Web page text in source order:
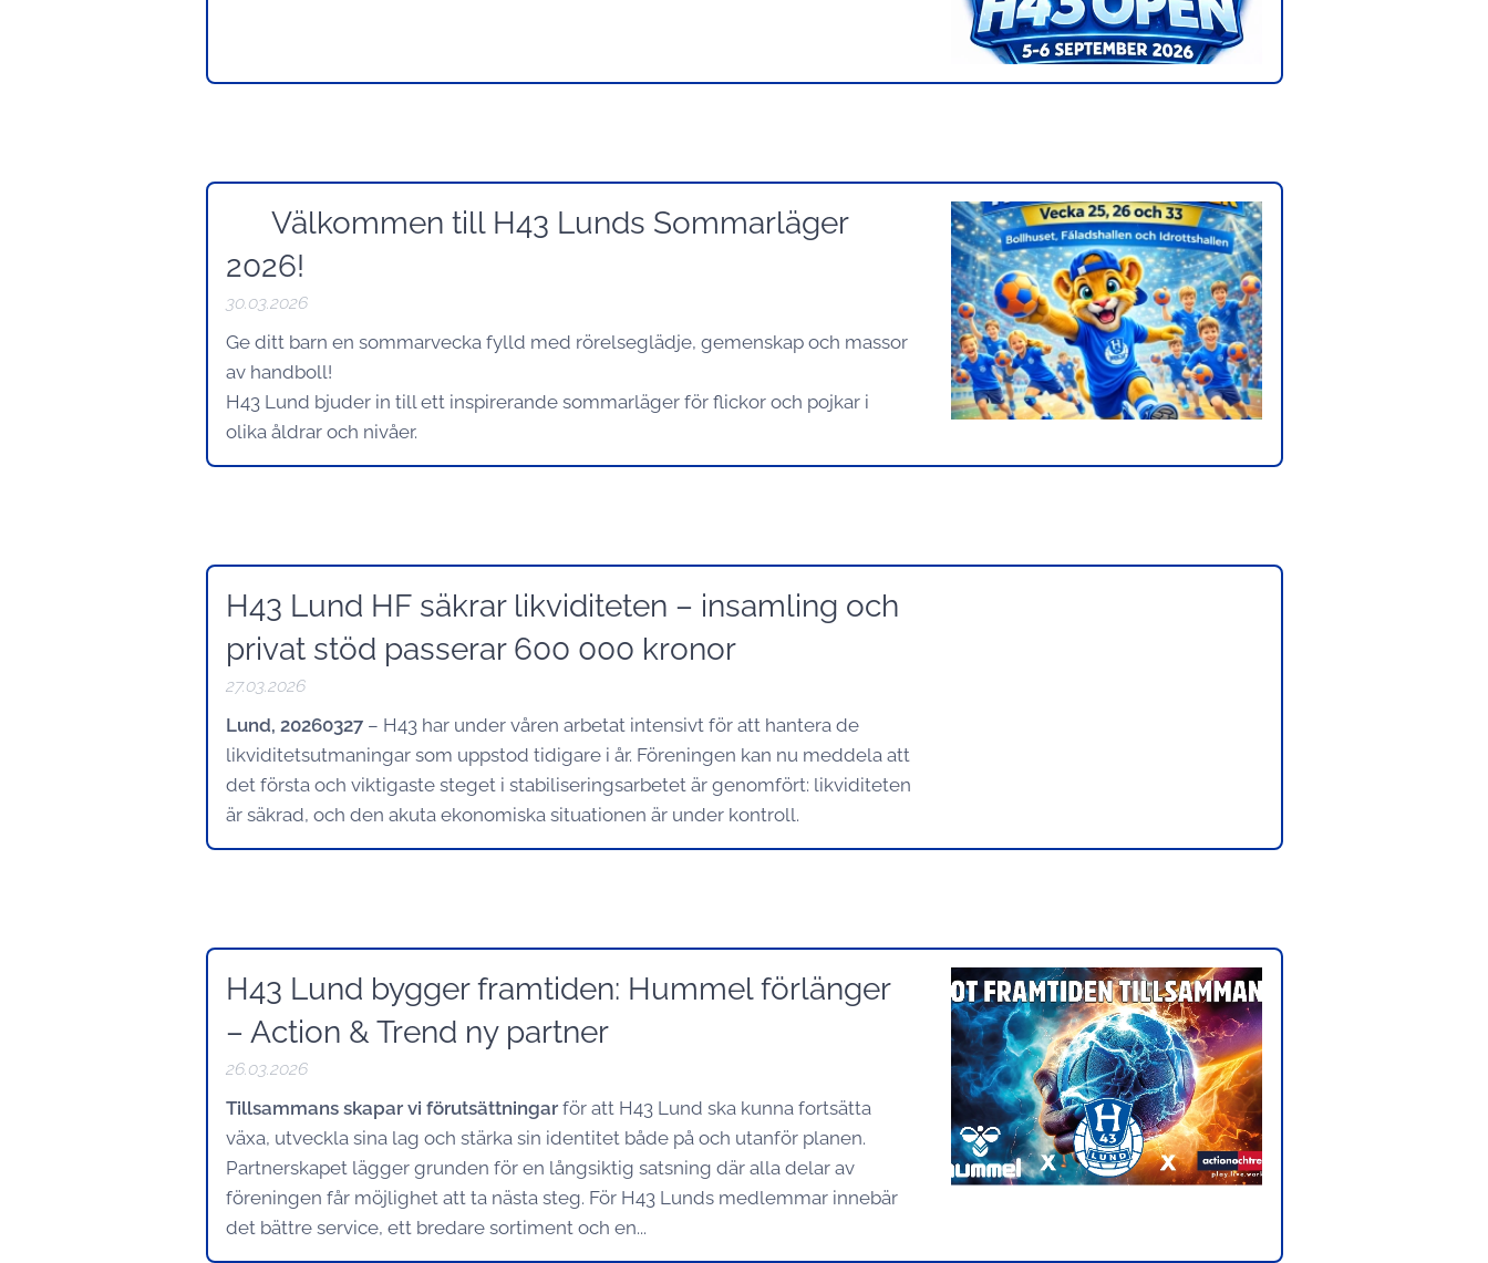
🌞 Välkommen till H43 Lunds Sommarläger
2026!
30.03.2026
Ge ditt barn en sommarvecka fylld med rörelseglädje, gemenskap och massor
av handboll!
H43 Lund bjuder in till ett inspirerande sommarläger för flickor och pojkar i
olika åldrar och nivåer.
H43 Lund HF säkrar likviditeten – insamling och
privat stöd passerar 600 000 kronor
27.03.2026
Lund, 20260327 – H43 har under våren arbetat intensivt för att hantera de
likviditetsutmaningar som uppstod tidigare i år. Föreningen kan nu meddela att
det första och viktigaste steget i stabiliseringsarbetet är genomfört: likviditeten
är säkrad, och den akuta ekonomiska situationen är under kontroll.
H43 Lund bygger framtiden: Hummel förlänger
– Action & Trend ny partner
26.03.2026
Tillsammans skapar vi förutsättningar för att H43 Lund ska kunna fortsätta
växa, utveckla sina lag och stärka sin identitet både på och utanför planen.
Partnerskapet lägger grunden för en långsiktig satsning där alla delar av
föreningen får möjlighet att ta nästa steg. För H43 Lunds medlemmar innebär
det bättre service, ett bredare sortiment och en...